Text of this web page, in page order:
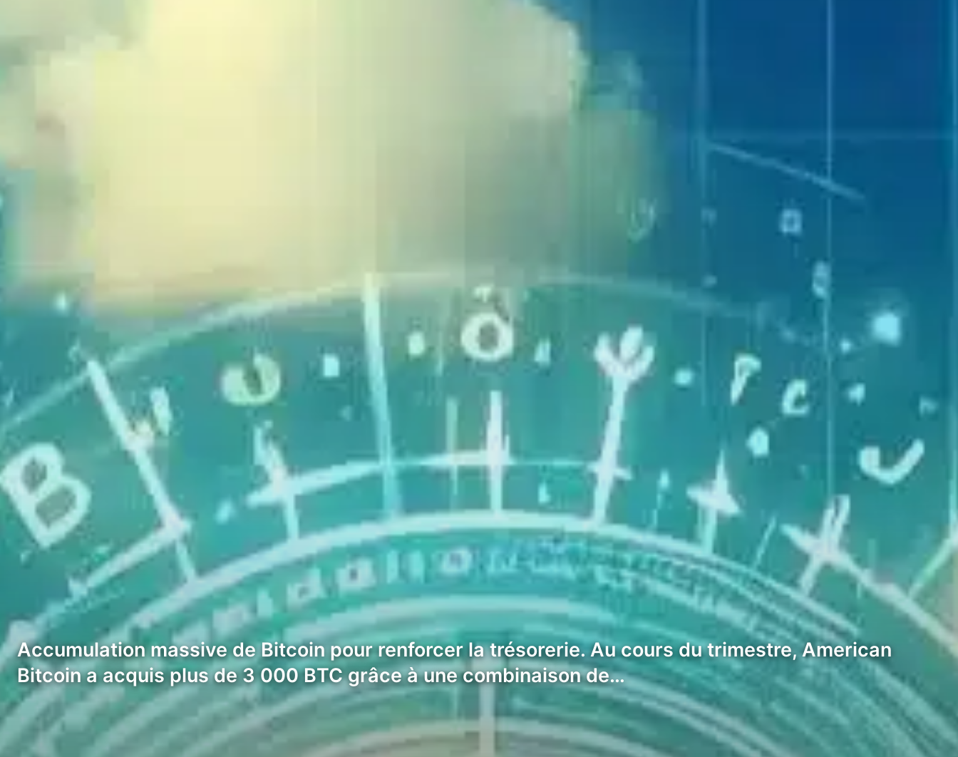
Accumulation massive de Bitcoin pour renforcer la trésorerie. Au cours du trimestre, American
Bitcoin a acquis plus de 3 000 BTC grâce à une combinaison de…